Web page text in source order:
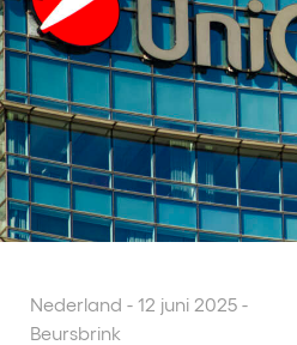
Nederland - 12 juni 2025 -
Beursbrink